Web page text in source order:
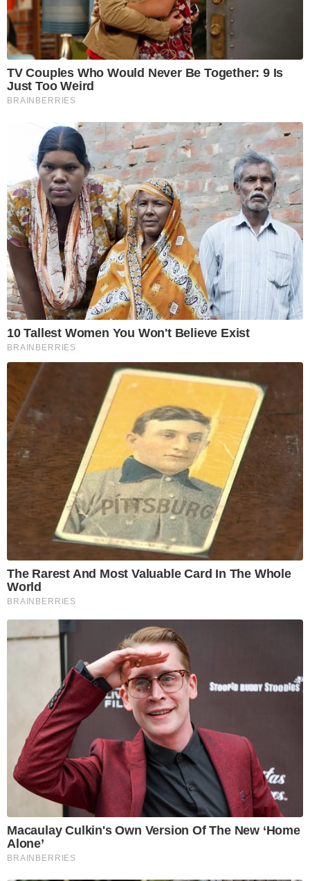
TV Couples Who Would Never Be Together: 9 Is
Just Too Weird
BRAINBERRIES
10 Tallest Women You Won't Believe Exist
BRAINBERRIES
The Rarest And Most Valuable Card In The Whole
World
BRAINBERRIES
Macaulay Culkin's Own Version Of The New ‘Home
Alone’
BRAINBERRIES